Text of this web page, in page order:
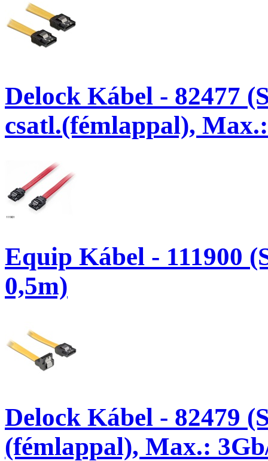
Delock Kábel - 82477
csatl.(fémlappal),
Equip Kábel - 111900
0,5m)
Delock Kábel - 82479
(fémlappal), Max.: